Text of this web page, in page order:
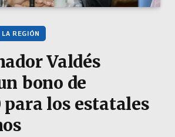
LA REGIÓN
Valdés
bono de
para los estatales